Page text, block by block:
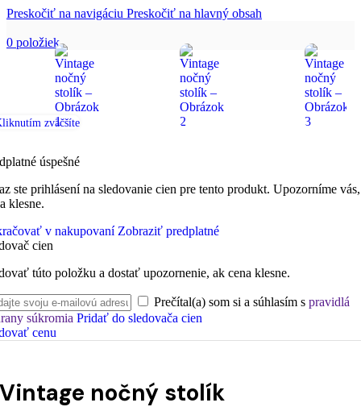
Preskočiť na navigáciu Preskočiť na hlavný obsah
0 položiek
zväčšíte
úspešné
ste prihlásení na sledovanie cien pre tento produkt. Upozorníme
klesne.
v nakupovaní Zobraziť predplatné
cien
túto položku a dostať upozornenie, ak cena klesne.
Prečítal(a) som si a súhlasím s pravidlá
súkromia Pridať do sledovača cien
cenu
Vintage nočný stolík